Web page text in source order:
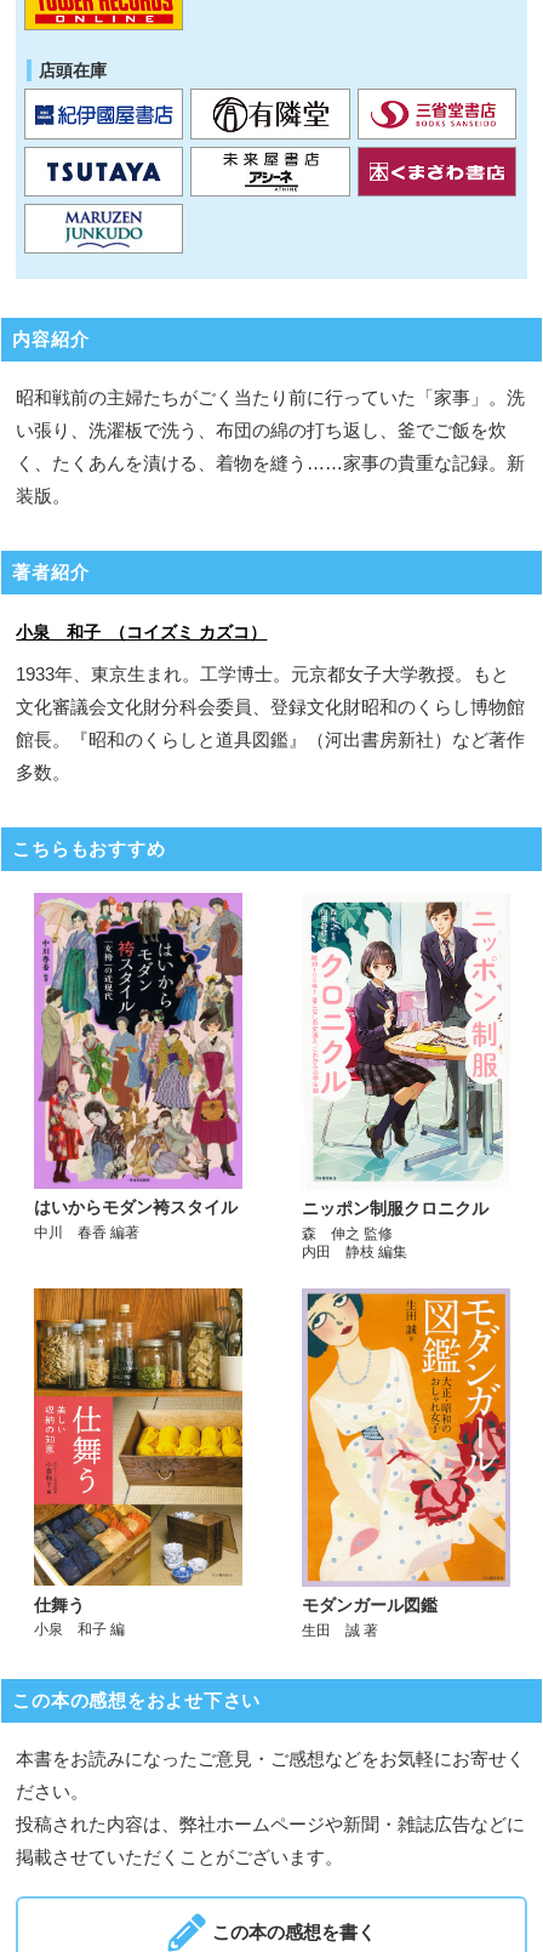
店頭在庫
内容紹介
昭和戦前の主婦たちがごく当たり前に行っていた「家事」。洗
い張り、洗濯板で洗う、布団の綿の打ち返し、釜でご飯を炊
く、たくあんを漬ける、着物を縫う……家事の貴重な記録。新
装版。
著者紹介
小泉 和子 （コイズミ カズコ）
1933年、東京生まれ。工学博士。元京都女子大学教授。もと
文化審議会文化財分科会委員、登録文化財昭和のくらし博物館
館長。『昭和のくらしと道具図鑑』（河出書房新社）など著作
多数。
こちらもおすすめ
はいからモダン袴スタイル
中川 春香 編著
ニッポン制服クロニクル
森 伸之 監修
内田 静枝 編集
仕舞う
小泉 和子 編
モダンガール図鑑
生田 誠 著
この本の感想をおよせ下さい
本書をお読みになったご意見・ご感想などをお気軽にお寄せく
ださい。
投稿された内容は、弊社ホームページや新聞・雑誌広告などに
掲載させていただくことがございます。
この本の感想を書く